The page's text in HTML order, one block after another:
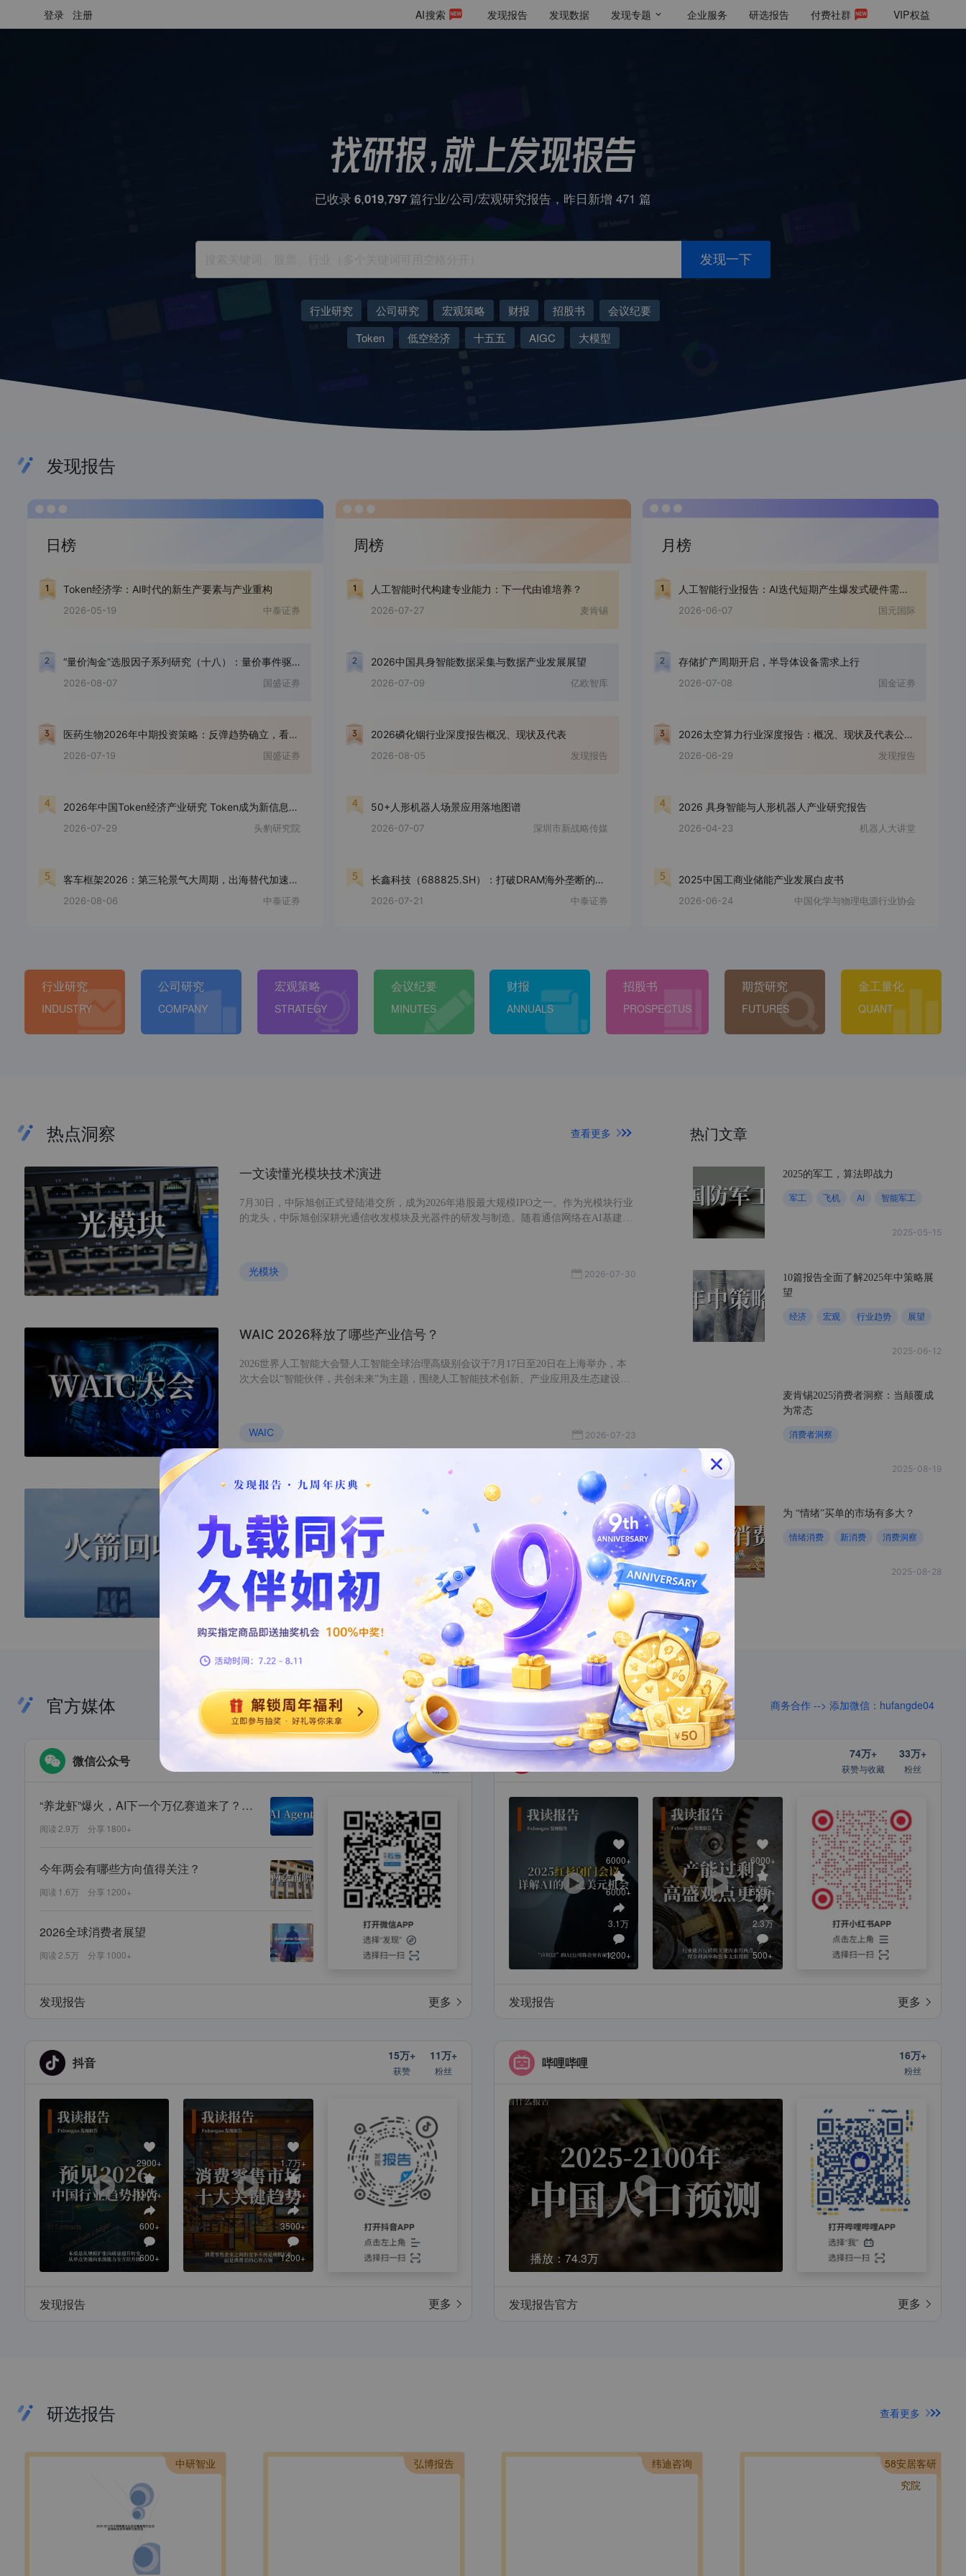
登录 注册 AI搜索 发现报告 发现数据 发现专题 企业服务 研选报告 付费社群 VIP权益
已收录6,019,797篇行业/公司/宏观研究报告，昨日新增 471 篇
发现一下
行业研究 公司研究 宏观策略 财报 招股书
会议纪要
Token
低空经济 十五五 AIGC 大模型
发现报告
日榜
Token经济学：AI时代的新生产要素与产业重构
2026-05-19 中泰证券
“量价淘金”选股因子系列研究（十八）：量价事件驱动信号在股票绝对收益策略上的应用初探
2026-08-07 国盛证券
医药生物2026年中期投资策略：反弹趋势确立，看好创新药产业链及医药科技
2026-07-19 国盛证券
2026年中国Token经济产业研究 Token成为新信息单位，谁将掌握AI时代的产业控制点？
2026-07-29 头豹研究院
客车框架2026：第三轮景气大周期，出海替代加速、国内政策延续
2026-08-06 中泰证券
周榜
人工智能时代构建专业能力：下一代由谁培养？
2026-07-27 麦肯锡
2026中国具身智能数据采集与数据产业发展展望
2026-07-09 亿欧智库
2026磷化铟行业深度报告概况、现状及代表
2026-08-05 发现报告
50+人形机器人场景应用落地图谱
2026-07-07 深圳市新战略传媒
长鑫科技（688825.SH）：打破DRAM海外垄断的本土破局者，存储大周期下驶入成长快车道
2026-07-21 中泰证券
月榜
人工智能行业报告：AI迭代短期产生爆发式硬件需求，产业整体仍处发展早期
2026-06-07 国元国际
存储扩产周期开启，半导体设备需求上行
2026-07-08 国金证券
2026太空算力行业深度报告：概况、现状及代表公司全梳理
2026-06-29 发现报告
2026 具身智能与人形机器人产业研究报告
2026-04-23 机器人大讲堂
2025中国工商业储能产业发展白皮书
2026-06-24 中国化学与物理电源行业协会
行业研究
INDUSTRY
公司研究
COMPANY
宏观策略
STRATEGY
会议纪要
MINUTES
财报
ANNUALS
招股书
PROSPECTUS
期货研究
FUTURES
金工量化
QUANT
热点洞察 查看更多 热门文章
一文读懂光模块技术演进
7月30日，中际旭创正式登陆港交所，成为2026年港股最大规模IPO之一。作为光模块行业
的龙头，中际旭创深耕光通信收发模块及光器件的研发与制造。随着通信网络在AI基建中
光模块 2026-07-30
WAIC 2026释放了哪些产业信号？
2026世界人工智能大会暨人工智能全球治理高级别会议于7月17日至20日在上海举办，本
次大会以“智能伙伴，共创未来”为主题，围绕人工智能技术创新、产业应用及生态建设等
WAIC 2026-07-23
7月10日，长征十号乙运载火箭成功发射并实现我国首次运载火箭一级回收，这也是全球
首次运载火箭网系回收。 该技术通过海上平台张设的柔性网系捕获垂直下降的一级火箭，
利用网系形变与阻尼装置吸收动能，兼具高可靠性与大运载效率优势，大幅降低着陆结构
与落点精度要求。 今天这篇我们就来聊聊火箭回收。了解为什么需要回收、各种回收技术
的对比，以及网系回收的意义。
火箭回收 2026-07-09
2025的军工，算法即战力
军工 飞机 AI 智能军工
2025-05-15
10篇报告全面了解2025年中策略展
望
经济 宏观 行业趋势 展望
2025-06-12
麦肯锡2025消费者洞察：当颠覆成
为常态
消费者洞察
2025-08-19
为 “情绪”买单的市场有多大？
情绪消费 新消费 消费洞察
2025-08-28
官方媒体 商务合作 --> 添加微信：hufangde04
微信公众号 100万+
粉丝
“养龙虾”爆火，AI下一个万亿赛道来了？（内附搭建指南）
阅读 2.9万 分享 1800+
今年两会有哪些方向值得关注？
阅读 1.6万 分享 1200+
2026全球消费者展望
阅读 2.5万 分享 1000+
发现报告 更多
小红书 74万+
获赞与收藏
33万+
粉丝
6000+
6000+
3.1万
1200+
6000+
5500+
2.3万
500+
发现报告 更多
抖音 15万+
获赞
11万+
粉丝
2900+
1900+
600+
600+
1.7万+
1.1万+
3500+
1200+
发现报告 更多
哔哩哔哩 16万+
粉丝
播放： 74.3万
发现报告官方 更多
研选报告 查看更多
中研智业 弘博报告 纬迪咨询
58安居客研
究院